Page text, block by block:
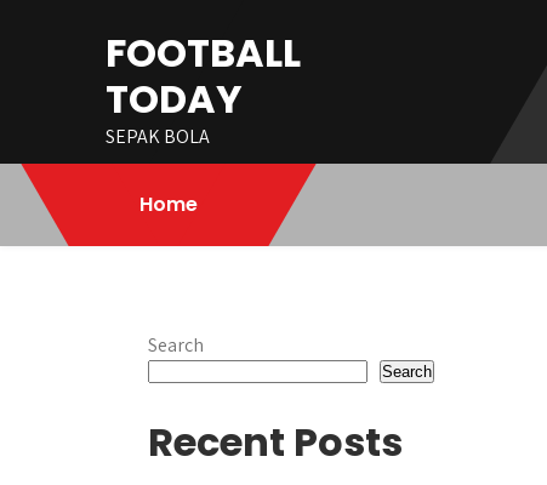
FOOTBALL
TODAY
SEPAK BOLA
Home
Search
Search
Recent Posts